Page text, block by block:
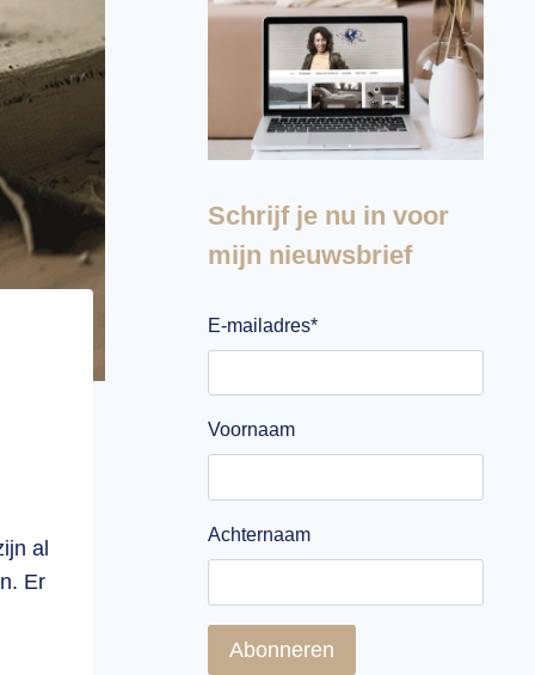
al
Er
Schrijf je nu in voor
mijn nieuwsbrief
E-mailadres*
Voornaam
Achternaam
Abonneren